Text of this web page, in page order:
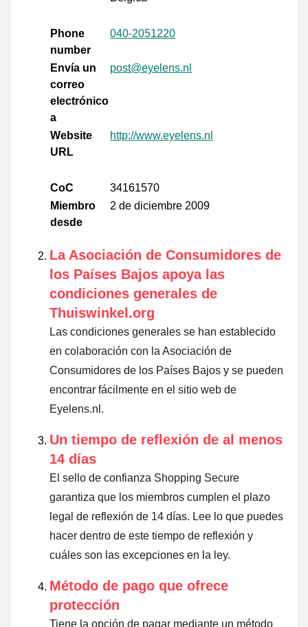
Phone
number
040-2051220
Envía un
correo
electrónico
a
post@eyelens.nl
Website
URL
http://www.eyelens.nl
CoC
34161570
Miembro
desde
2 de diciembre 2009
La Asociación de Consumidores de
los Países Bajos apoya las
condiciones generales de
Thuiswinkel.org
Las condiciones generales se han establecido
en colaboración con la Asociación de
Consumidores de los Países Bajos y se pueden
encontrar fácilmente en el sitio web de
Eyelens.nl.
Un tiempo de reflexión de al menos
14 días
El sello de confianza Shopping Secure
garantiza que los miembros cumplen el plazo
legal de reflexión de 14 días. Lee lo que puedes
hacer dentro de este tiempo de reflexión y
cuáles son las excepciones en la ley.
Método de pago que ofrece
protección
Tiene la opción de pagar mediante un método